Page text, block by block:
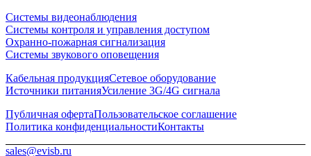
Системы видеонаблюдения
Системы контроля и управления доступом
Охранно-пожарная сигнализация
Системы звукового оповещения
Кабельная продукцияСетевое оборудование
Источники питанияУсиление 3G/4G сигнала
Публичная офертаПользовательское соглашение
Политика конфиденциальностиКонтакты
sales@evisb.ru